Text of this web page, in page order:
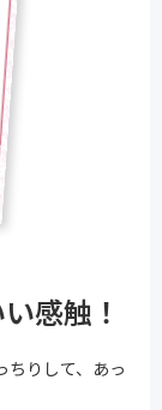
感触！
ちりして、あっ